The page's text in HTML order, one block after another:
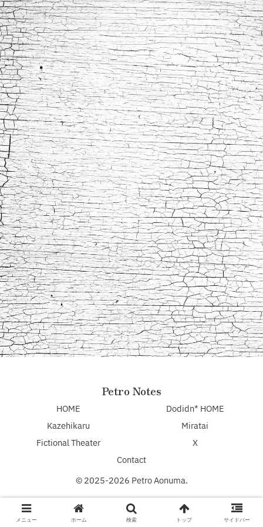
Petro Notes
HOME
Dodidn* HOME
Kazehikaru
Miratai
Fictional Theater
X
Contact
© 2025-2026 Petro Aonuma.
メニュー ホーム 検索 トップ サイドバー